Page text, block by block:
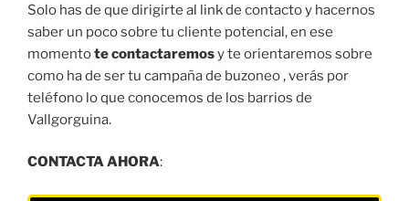
Solo has de que dirigirte al link de contacto y hacernos
saber un poco sobre tu cliente potencial, en ese
momentote contactaremosy te orientaremos sobre
como ha de ser tu campaña de buzoneo , verás por
teléfono lo que conocemos de los barrios de
Vallgorguina.
CONTACTA AHORA: